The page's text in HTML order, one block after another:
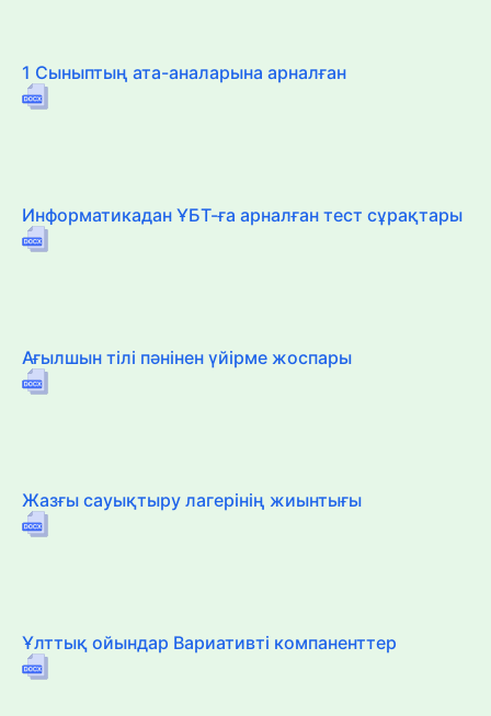
1 Сыныптың ата-аналарына арналған
Информатикадан ҰБТ-ға арналған тест сұрақтары
Ағылшын тілі пәнінен үйірме жоспары
Жазғы сауықтыру лагерінің жиынтығы
Ұлттық ойындар Вариативті компаненттер